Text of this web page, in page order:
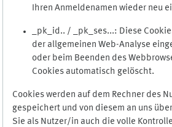
Ihren Anmeldenamen wieder neu
_pk_id.. / _pk_ses...: Diese
der allgemeinen Web-Analyse
oder beim Beenden des
Cookies automatisch gelöscht.
Cookies werden auf dem Rechner des
gespeichert und von diesem an uns
Sie als Nutzer/in auch die volle